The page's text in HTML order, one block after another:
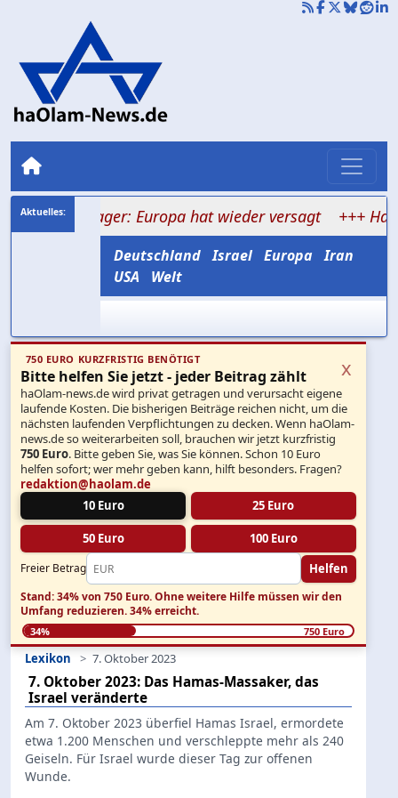
Europa hat wieder versagt +++ Hamas
Deutschland Israel Europa Iran
USA
Welt
750 EURO KURZFRISTIG BENÖTIGT
Bitte helfen Sie jetzt - jeder Beitrag zählt
haOlam-news.de wird privat getragen und verursacht eigene
laufende Kosten. Die bisherigen Beiträge reichen nicht, um die
nächsten laufenden Verpflichtungen zu decken. Wenn haOlam-
news.de so weiterarbeiten soll, brauchen wir jetzt kurzfristig
750 Euro. Bitte geben Sie, was Sie können. Schon 10 Euro
helfen sofort; wer mehr geben kann, hilft besonders. Fragen?
redaktion@haolam.de
10 Euro
25 Euro
50 Euro 100 Euro
Freier Betrag Helfen
x
Stand: 34% von 750 Euro.Ohne weitere Hilfe müssen wir den
Umfang reduzieren.34% erreicht.
34% 750 Euro
Lexikon 7. Oktober 2023
7. Oktober 2023: Das Hamas-Massaker, das
Israel veränderte
Am 7. Oktober 2023 überfiel Hamas Israel, ermordete
etwa 1.200 Menschen und verschleppte mehr als 240
Geiseln. Für Israel wurde dieser Tag zur offenen
Wunde.